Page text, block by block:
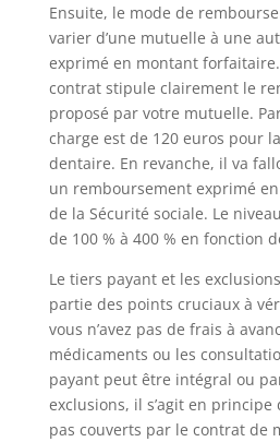
Ensuite, le mode de
varier d’une mutuelle à une
exprimé en montant forfaitaire.
contrat stipule clairement le
proposé par votre mutuelle.
charge est de 120 euros pour
dentaire. En revanche, il va
un remboursement exprimé
de la Sécurité sociale. Le
de 100 % à 400 % en fonction
Le tiers payant et les
partie des points cruciaux à
vous n’avez pas de frais à
médicaments ou les
payant peut être intégral ou
exclusions, il s’agit en
pas couverts par le contrat de